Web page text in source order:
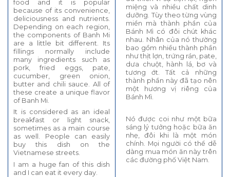
food and it is popular
because of its convenience,
deliciousness and nutrients.
Depending on each region,
the components of Banh Mi
are a little bit different. Its
fillings normally include
many ingredients such as
pork, fried eggs, pate,
cucumber, green onion,
butter and chili sauce. All of
these create a unique flavor
of Banh Mi.
It is considered as an ideal
breakfast or light snack,
sometimes as a main course
as well. People can easily
buy this dish on the
Vietnamese streets.
I am a huge fan of this dish
and I can eat it every day.
miệng và nhiều chất dinh
dưỡng. Tùy theo từng vùng
miền mà thành phần của
Bánh Mì có đôi chút khác
nhau. Nhân của nó thường
bao gồm nhiều thành phần
như thịt lợn, trứng rán, pate,
dưa chuột, hành lá, bơ và
tương ớt. Tất cả những
thành phần này đã tạo nên
một hương vị riêng của
Bánh Mì.
Nó được coi như một bữa
sáng lý tưởng hoặc bữa ăn
nhẹ, đôi khi là một món
chính. Mọi người có thể dễ
dàng mua món ăn này trên
các đường phố Việt Nam.